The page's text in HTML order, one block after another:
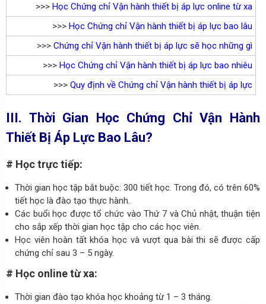
>>> Học Chứng chỉ Vận hành thiết bị áp lực online từ xa
>>> Học Chứng chỉ Vận hành thiết bị áp lực bao lâu
>>> Chứng chỉ Vận hành thiết bị áp lực sẽ học những gì
>>> Học Chứng chỉ Vận hành thiết bị áp lực bao nhiêu
>>> Quy định về Chứng chỉ Vận hành thiết bị áp lực
III. Thời Gian Học Chứng Chỉ Vận Hành
Thiết Bị Áp Lực Bao Lâu?
# Học trực tiếp:
Thời gian học tập bắt buộc: 300 tiết học. Trong đó, có trên 60%
tiết học là đào tạo thực hành.
Các buổi học được tổ chức vào Thứ 7 và Chủ nhật, thuận tiện
cho sắp xếp thời gian học tập cho các học viên.
Học viên hoàn tất khóa học và vượt qua bài thi sẽ được cấp
chứng chỉ sau 3 – 5 ngày.
# Học online từ xa:
Thời gian đào tạo khóa học khoảng từ 1 – 3 tháng.